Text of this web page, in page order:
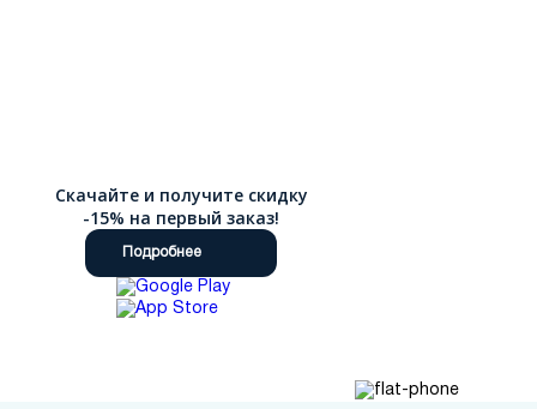
Скачайте и получите скидку
-15% на первый заказ!
Подробнее